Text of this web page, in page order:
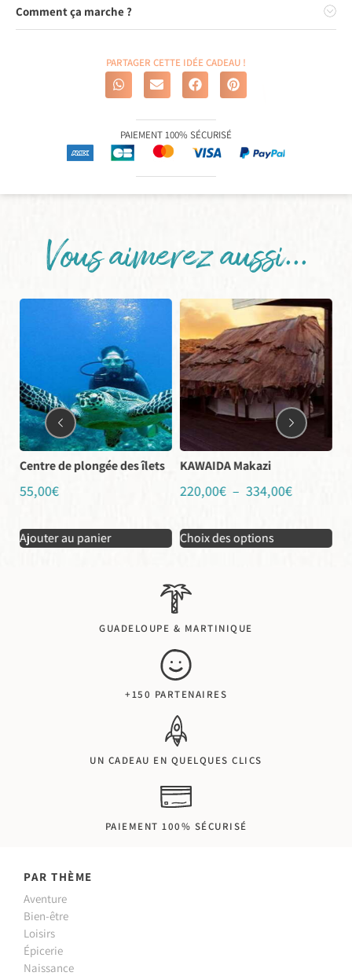
Vous aimerez aussi...
îlets KAWAIDA Makazi
220,00
Choix des options
Revenge peche au gros
150,00€–220,00
Choix des options
Comment ça marche ?
PARTAGER CETTE IDÉE CADEAU !
PAIEMENT 100% SÉCURISÉ
GUADELOUPE & MARTINIQUE
+150 PARTENAIRES
UN CADEAU EN QUELQUES CLICS
PAIEMENT 100% SÉCURISÉ
PAR THÈME
Aventure
Bien-être
Loisirs
Épicerie
Naissance